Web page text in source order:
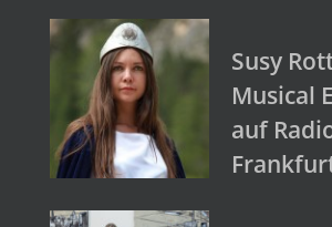
Susy
Musical
auf